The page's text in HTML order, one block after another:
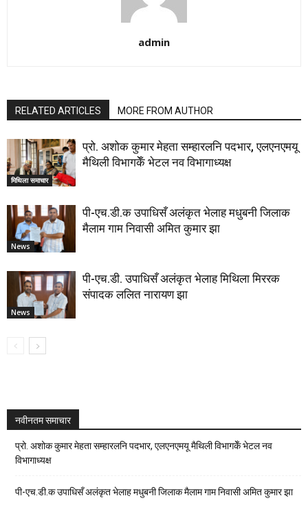
admin
RELATED ARTICLES MORE FROM AUTHOR
मिथिला समाचार
प्रो. अशोक कुमार मेहता सम्हारलनि पदभार, एलएनएमयू
मैथिली विभागकेँ भेटल नव विभागाध्यक्ष
News
पी-एच.डी.क उपाधिसँ अलंकृत भेलाह मधुबनी जिलाक
मैलाम गाम निवासी अमित कुमार झा
News
पी-एच.डी. उपाधिसँ अलंकृत भेलाह मिथिला मिररक
संपादक ललित नारायण झा
नवीनतम समाचार
प्रो. अशोक कुमार मेहता सम्हारलनि पदभार, एलएनएमयू मैथिली विभागकेँ भेटल नव
विभागाध्यक्ष
पी-एच.डी.क उपाधिसँ अलंकृत भेलाह मधुबनी जिलाक मैलाम गाम निवासी अमित कुमार झा